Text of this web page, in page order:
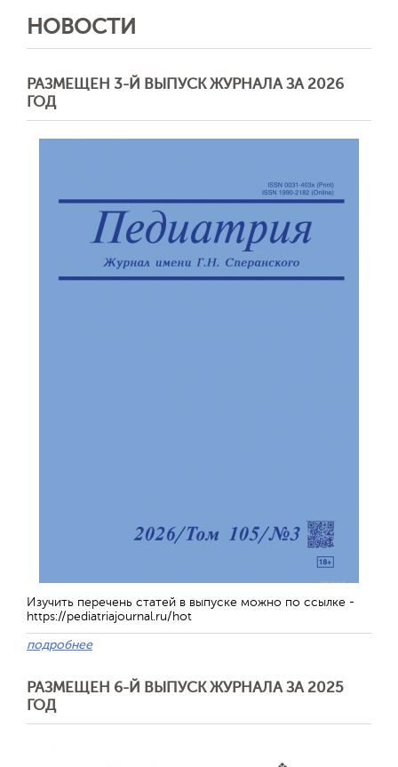
НОВОСТИ
РАЗМЕЩЕН 3-Й ВЫПУСК ЖУРНАЛА ЗА 2026
ГОД
Изучить перечень статей в выпуске можно по ссылке -
https://pediatriajournal.ru/hot
подробнее
РАЗМЕЩЕН 6-Й ВЫПУСК ЖУРНАЛА ЗА 2025
ГОД